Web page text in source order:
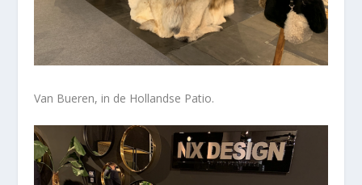
Van Bueren, in de Hollandse Patio.